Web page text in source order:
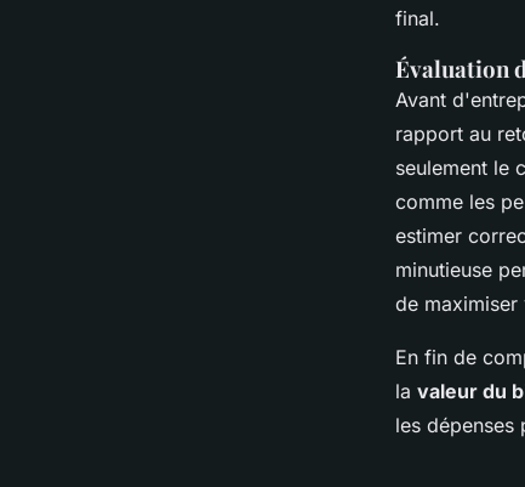
final.
Évaluation
Avant
rapport au
seulement le
comme les
estimer
minutieuse
de
En fin de
la valeur du
les dépenses